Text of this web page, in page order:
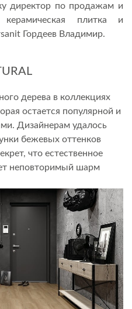
директор по продажам и
керамическая плитка и
Гордеев Владимир.
дерева в коллекциях
остается популярной и
Дизайнерам удалось
бежевых оттенков
что естественное
неповторимый шарм